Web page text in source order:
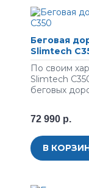
Беговая
Slimtech
По своим
Slimtech
беговых
72 990 р.
В